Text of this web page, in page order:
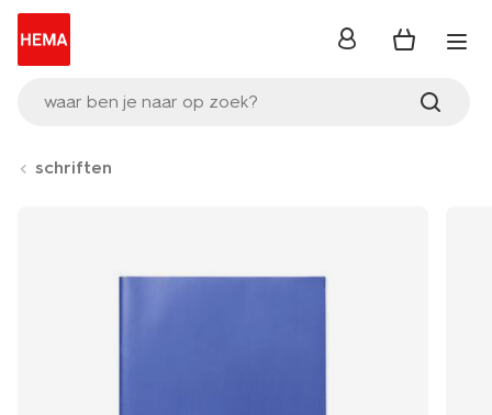
waar ben je naar op zoek?
inloggen
schriften